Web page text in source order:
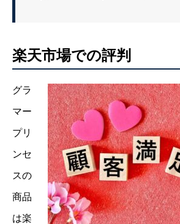
楽天市場での評判
グラ
マー
プリ
ンセ
スの
商品
は楽